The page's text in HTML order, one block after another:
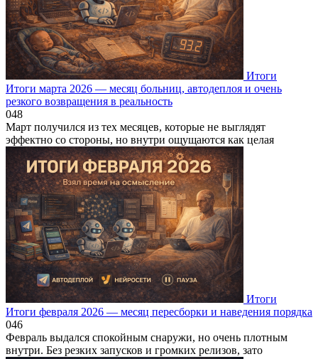
Итоги
Итоги марта 2026 — месяц больниц, автодеплоя и очень
резкого возвращения в реальность
048
Март получился из тех месяцев, которые не выглядят
эффектно со стороны, но внутри ощущаются как целая
Итоги
Итоги февраля 2026 — месяц пересборки и наведения порядка
046
Февраль выдался спокойным снаружи, но очень плотным
внутри. Без резких запусков и громких релизов, зато